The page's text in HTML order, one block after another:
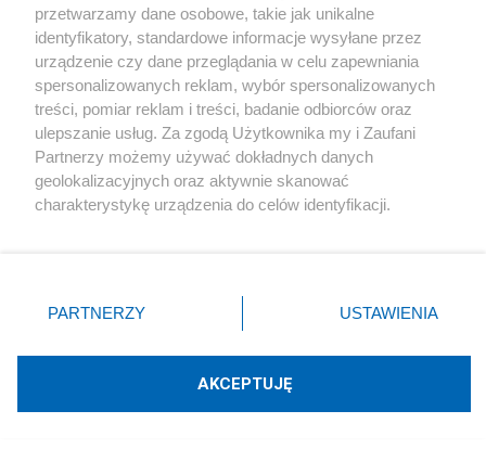
Redakcja
Ta piosenka była legendarna. Nie żyje głos przeboju
"Y.M.C.A."
Redakcja
Tematy Mohort
przetwarzamy dane osobowe, takie jak unikalne
identyfikatory, standardowe informacje wysyłane przez
urządzenie czy dane przeglądania w celu zapewniania
spersonalizowanych reklam, wybór spersonalizowanych
treści, pomiar reklam i treści, badanie odbiorców oraz
ulepszanie usług. Za zgodą Użytkownika my i Zaufani
Partnerzy możemy używać dokładnych danych
geolokalizacyjnych oraz aktywnie skanować
charakterystykę urządzenia do celów identyfikacji.
zmienić/wycofać klikając przycisk ustawień prywatności
znajdujący się w lewym dolnym rogu strony
rodzaje przetwarzania danych nie wymagają zgody
użytkownika, ale masz prawo sprzeciwić się takiemu
PARTNERZY USTAWIENIA
AKCEPTUJĘ